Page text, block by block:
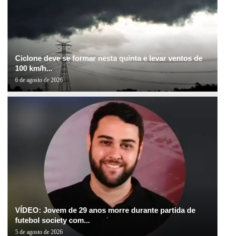
Ciclone deve se formar nesta quinta e levar ventos de
100 km/h...
6 de agosto de 2026
VÍDEO: Jovem de 29 anos morre durante partida de
futebol society com...
5 de agosto de 2026